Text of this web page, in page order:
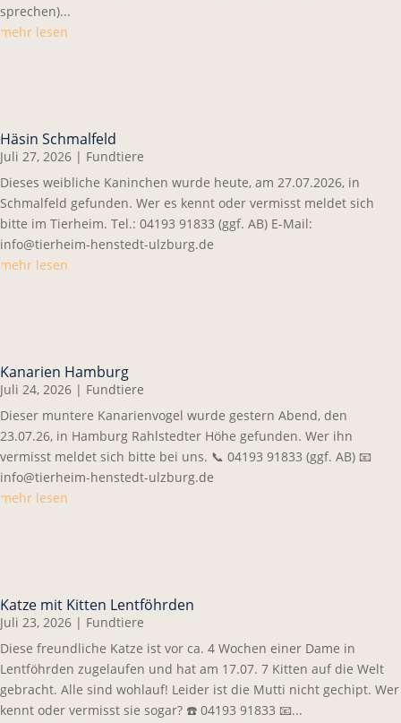
sprechen)...
mehr lesen
Häsin Schmalfeld
Juli 27, 2026 | Fundtiere
Dieses weibliche Kaninchen wurde heute, am 27.07.2026, in
Schmalfeld gefunden. Wer es kennt oder vermisst meldet sich
bitte im Tierheim. Tel.: 04193 91833 (ggf. AB) E-Mail:
info@tierheim-henstedt-ulzburg.de
mehr lesen
Kanarien Hamburg
Juli 24, 2026 | Fundtiere
Dieser muntere Kanarienvogel wurde gestern Abend, den
23.07.26, in Hamburg Rahlstedter Höhe gefunden. Wer ihn
vermisst meldet sich bitte bei uns. 📞 04193 91833 (ggf. AB) 📧
info@tierheim-henstedt-ulzburg.de
mehr lesen
Katze mit Kitten Lentföhrden
Juli 23, 2026 | Fundtiere
Diese freundliche Katze ist vor ca. 4 Wochen einer Dame in
Lentföhrden zugelaufen und hat am 17.07. 7 Kitten auf die Welt
gebracht. Alle sind wohlauf! Leider ist die Mutti nicht gechipt. Wer
kennt oder vermisst sie sogar? ☎️ 04193 91833 📧...